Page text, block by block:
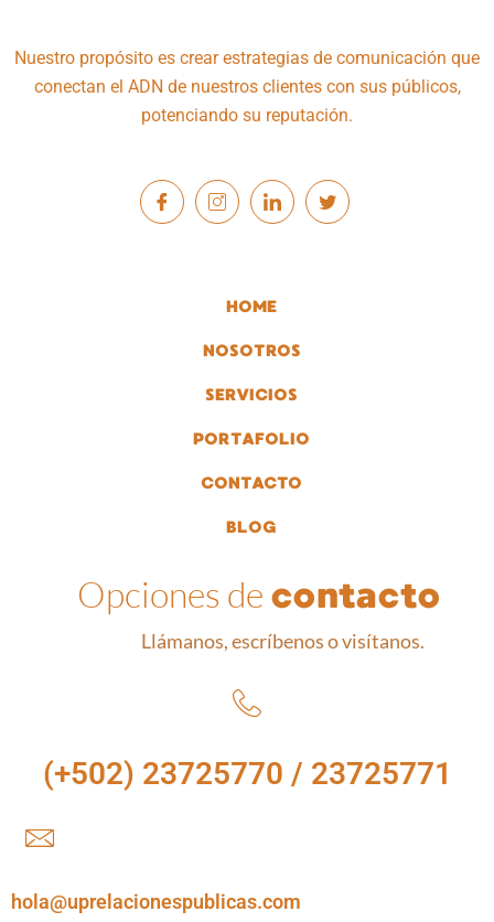
Nuestro propósito es crear estrategias de comunicación que
conectan el ADN de nuestros clientes con sus públicos,
potenciando su reputación.
HOME
NOSOTROS
SERVICIOS
PORTAFOLIO
CONTACTO
BLOG
Opciones de contacto
Llámanos, escríbenos o visítanos.
(+502) 23725770 / 23725771
hola@uprelacionespublicas.com